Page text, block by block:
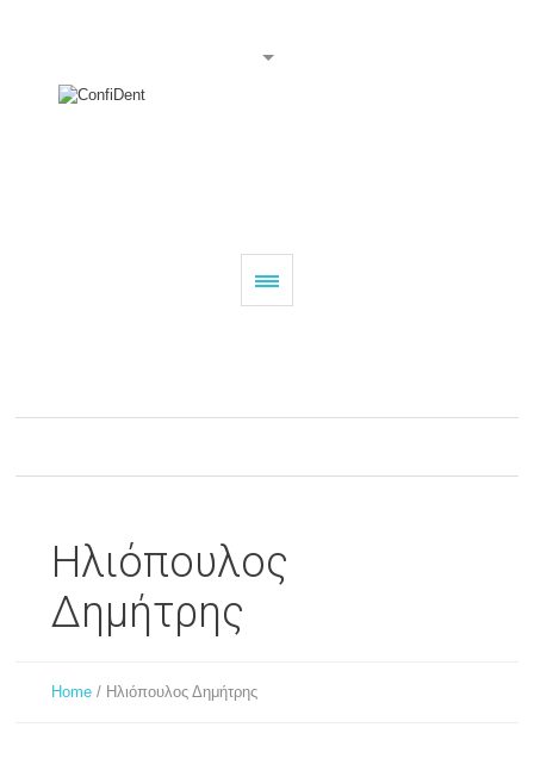
Ηλιόπουλος
Δημήτρης
Home / Ηλιόπουλος Δημήτρης